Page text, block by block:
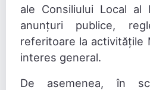
ale Consiliului Local al
anunțuri publice,
referitoare la activitățile
interes general.
De asemenea, în